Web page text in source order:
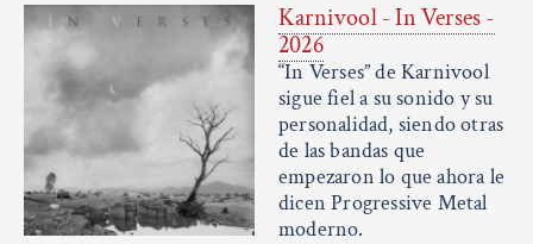
Karnivool - In Verses -
2026
“In Verses” de Karnivool
sigue fiel a su sonido y su
personalidad, siendo otras
de las bandas que
empezaron lo que ahora le
dicen Progressive Metal
moderno.